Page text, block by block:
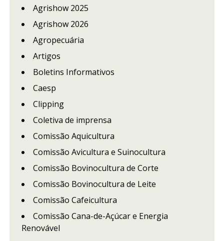
Agrishow 2025
Agrishow 2026
Agropecuária
Artigos
Boletins Informativos
Caesp
Clipping
Coletiva de imprensa
Comissão Aquicultura
Comissão Avicultura e Suinocultura
Comissão Bovinocultura de Corte
Comissão Bovinocultura de Leite
Comissão Cafeicultura
Comissão Cana-de-Açúcar e Energia
Renovável